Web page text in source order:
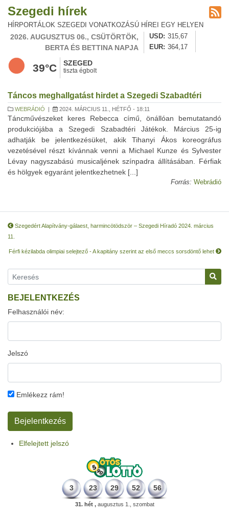
Szegedi hírek
HÍRPORTÁLOK SZEGEDI VONATKOZÁSÚ HÍREI EGY HELYEN
2026. AUGUSZTUS 06., CSÜTÖRTÖK,
BERTA ÉS BETTINA NAPJA
USD
315,67
EUR
364,17
39°C SZEGED
tiszta égbolt
Táncos meghallgatást hirdet a Szegedi Szabadtéri
WEBRÁDIÓ | 2024. MÁRCIUS 11., HÉTFŐ - 18:11
Táncművészeket keres Rebecca című, önállóan bemutatandó
produkciójába a Szegedi Szabadtéri Játékok. Március 25-ig
adhatják be jelentkezésüket, akik Tihanyi Ákos koreográfus
vezetésével részt kívánnak venni a Michael Kunze és Sylvester
Lévay nagyszabású musicaljének színpadra állításában. Férfiak
és hölgyek egyaránt jelentkezhetnek [...]
Forrás: Webrádió
Szegedért Alapítvány-gálaest, harmincötödször – Szegedi Híradó 2024. március
11.
Férfi kézilabda olimpiai selejtező - A kapitány szerint az első meccs sorsdöntő lehet
BEJELENTKEZÉS
Felhasználói név:
Jelszó
Emlékezz rám!
Elfelejtett jelszó
3 23 29 52 56
31. hét ,augusztus 1., szombat